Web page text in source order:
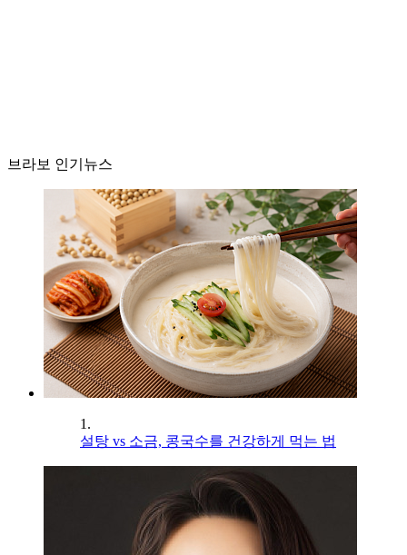
브라보 인기뉴스
1.
설탕 vs 소금, 콩국수를 건강하게 먹는 법